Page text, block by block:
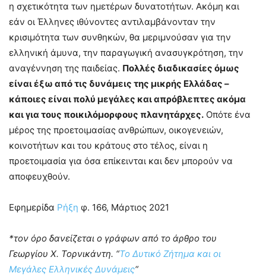
η σχετικότητα των ημετέρων δυνατοτήτων. Ακόμη και
εάν οι Έλληνες ιθύνοντες αντιλαμβάνονταν την
κρισιμότητα των συνθηκών, θα μεριμνούσαν για την
ελληνική άμυνα, την παραγωγική ανασυγκρότηση, την
αναγέννηση της παιδείας. Πολλές διαδικασίες όμως
είναι έξω από τις δυνάμεις της μικρής Ελλάδας –
κάποιες είναι πολύ μεγάλες και απρόβλεπτες ακόμα
και για τους ποικιλόμορφους πλανητάρχες. Οπότε ένα
μέρος της προετοιμασίας ανθρώπων, οικογενειών,
κοινοτήτων και του κράτους στο τέλος, είναι η
προετοιμασία για όσα επίκεινται και δεν μπορούν να
αποφευχθούν.
Εφημερίδα Ρήξη φ. 166, Μάρτιος 2021
*τον όρο δανείζεται ο γράφων από το άρθρο του
Γεωργίου Χ. Τορνικάντη. “Το Δυτικό Ζήτημα και οι
Μεγάλες Ελληνικές Δυνάμεις“